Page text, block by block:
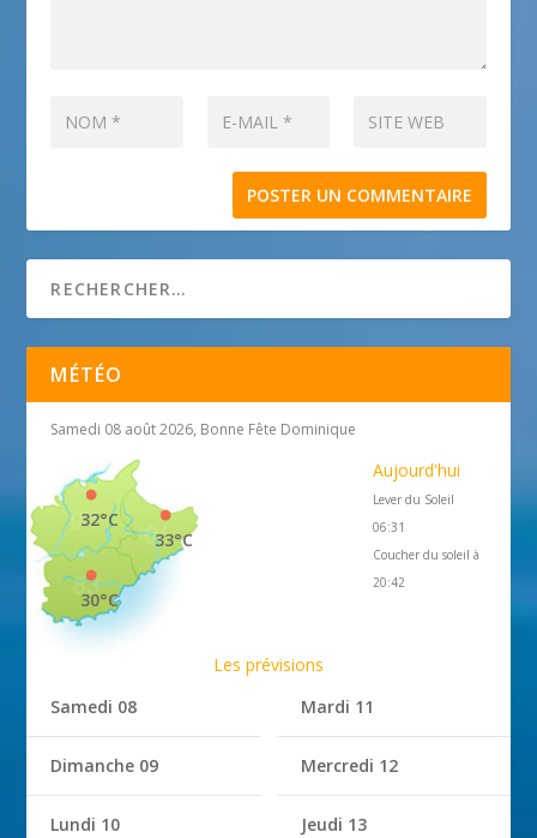
MÉTÉO
Samedi 08 août 2026, Bonne Fête Dominique
33°C
32°C
30°C
Aujourd'hui
Lever du Soleil
06:31
Coucher du soleil à
20:42
Les prévisions
Samedi 08
Dimanche 09
Lundi 10
Mardi 11
Mercredi 12
Jeudi 13